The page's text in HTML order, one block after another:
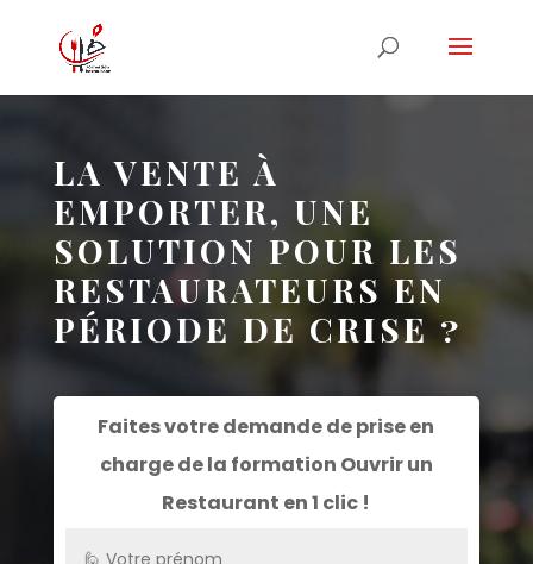
LA VENTE À
EMPORTER, UNE
SOLUTION POUR LES
RESTAURATEURS EN
PÉRIODE DE CRISE ?
Faites votre demande de prise en
charge de la formation Ouvrir un
Restaurant en 1 clic !